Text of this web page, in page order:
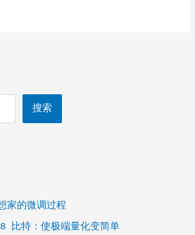
搜索
的微调过程
比特：使极端量化变简单